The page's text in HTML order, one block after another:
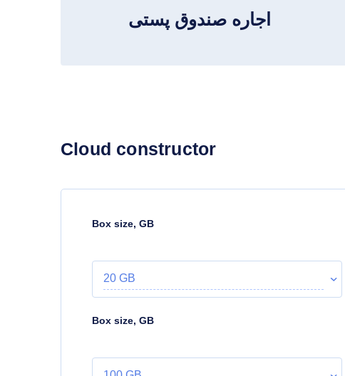
اجاره صندوق پستی
Cloud constructor
Box size, GB
20 GB
Box size, GB